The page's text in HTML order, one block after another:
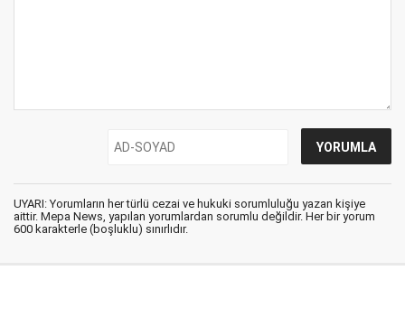
UYARI: Yorumların her türlü cezai ve hukuki sorumluluğu yazan kişiye
aittir. Mepa News, yapılan yorumlardan sorumlu değildir. Her bir yorum
600 karakterle (boşluklu) sınırlıdır.